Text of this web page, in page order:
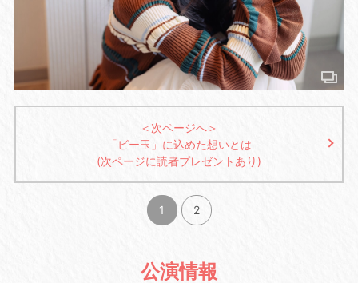
＜次ページへ＞
「ビー玉」に込めた想いとは
(次ページに読者プレゼントあり)
1 2
公演情報